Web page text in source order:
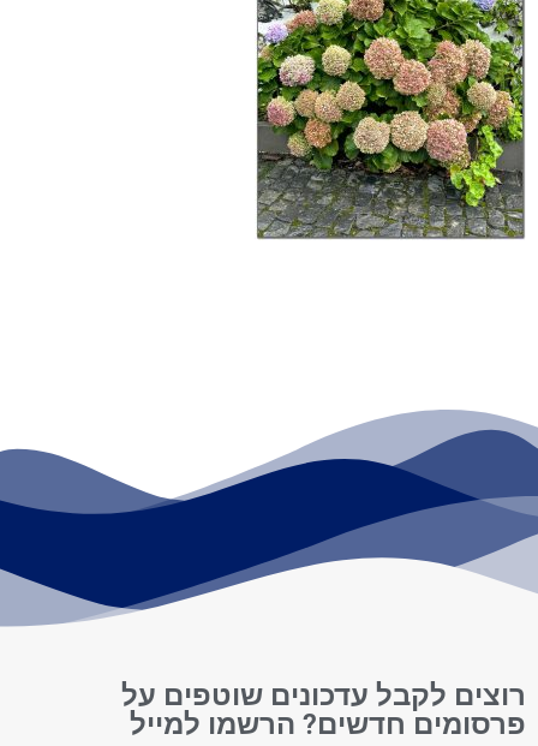
רוצים לקבל עדכונים שוטפים על
פרסומים חדשים? הרשמו למייל